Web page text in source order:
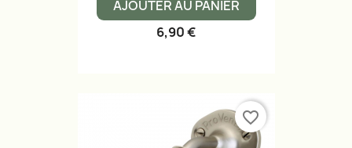
AJOUTER AU PANIER
6,90 €
favorite_border